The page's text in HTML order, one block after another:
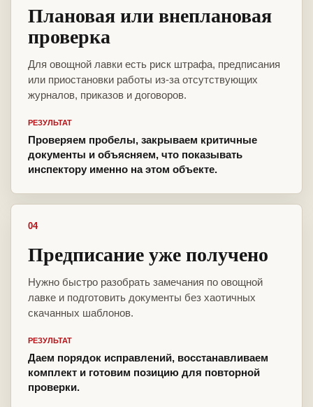
Плановая или внеплановая
проверка
Для овощной лавки есть риск штрафа, предписания
или приостановки работы из-за отсутствующих
журналов, приказов и договоров.
РЕЗУЛЬТАТ
Проверяем пробелы, закрываем критичные
документы и объясняем, что показывать
инспектору именно на этом объекте.
04
Предписание уже получено
Нужно быстро разобрать замечания по овощной
лавке и подготовить документы без хаотичных
скачанных шаблонов.
РЕЗУЛЬТАТ
Даем порядок исправлений, восстанавливаем
комплект и готовим позицию для повторной
проверки.